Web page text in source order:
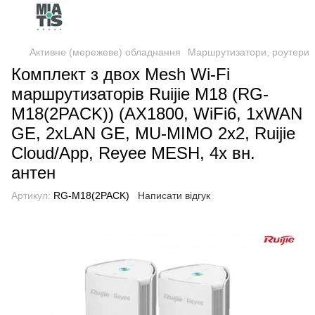
Активне (мережеве) обладнання Маршрутизатори, роутери
Комплект з двох Mesh Wi-Fi
маршрутизаторів Ruijie M18 (RG-
M18(2PACK)) (AX1800, WiFi6, 1xWAN
GE, 2xLAN GE, MU-MIMO 2x2, Ruijie
Cloud/App, Reyee MESH, 4x вн.
антен
Артикул: RG-M18(2PACK) Написати відгук